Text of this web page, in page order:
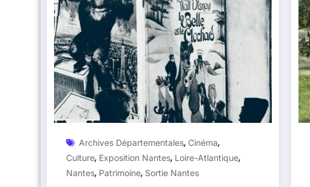
Archives Départementales, Cinéma,
Culture, Exposition Nantes, Loire-Atlantique,
Nantes, Patrimoine, Sortie Nantes